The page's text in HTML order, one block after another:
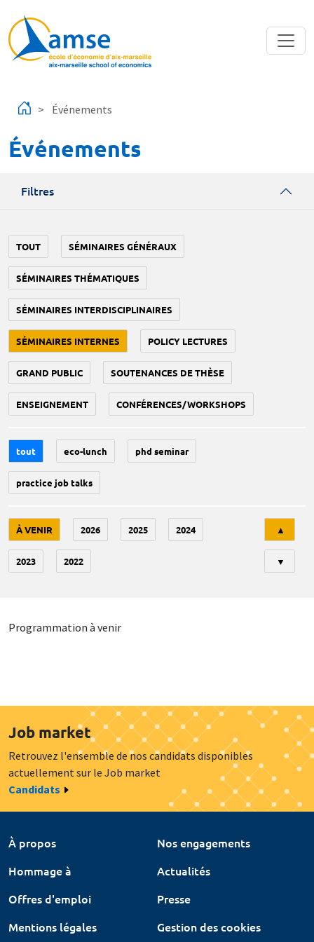
Événements
Événements
Filtres
TOUT SÉMINAIRES GÉNÉRAUX
SÉMINAIRES THÉMATIQUES
SÉMINAIRES INTERDISCIPLINAIRES
SÉMINAIRES INTERNES POLICY LECTURES
GRAND PUBLIC SOUTENANCES DE THÈSE
ENSEIGNEMENT CONFÉRENCES/WORKSHOPS
tout eco-lunch phd seminar
practice job talks
À VENIR 2026 2025 2024
2023 2022
▲
▼
Programmation à venir
Job market
Retrouvez l'ensemble de nos candidats disponibles
actuellement sur le Job market
Candidats
À propos
Nos engagements
Hommage à
Actualités
Offres d'emploi
Presse
Mentions légales
Gestion des cookies